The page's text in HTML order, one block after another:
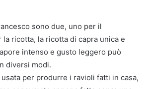
sono due, uno per il
la ricotta, la ricotta di capra unica e
intenso e gusto leggero può
diversi modi.
per produrre i ravioli fatti in casa,